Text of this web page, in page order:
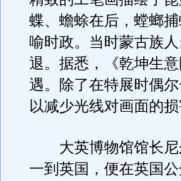
蝶、蟾蜍在后，螳螂
喻时政。当时蒙古族
退。据悉，《乾坤生
遇。除了在特展时偶
以减少光线对画面的损
大英博物馆馆长尼
一到英国，便在英国